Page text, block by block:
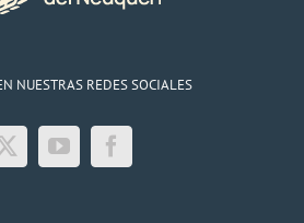
NUESTRAS REDES SOCIALES